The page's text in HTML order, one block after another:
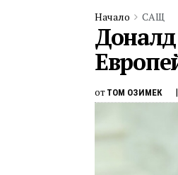
Начало САЩ
от ТОМ ОЗИМЕК